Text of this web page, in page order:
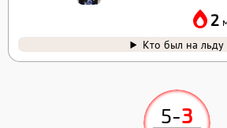
5-3
2
Кто был на льду